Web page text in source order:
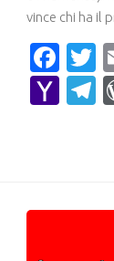
vince chi ha il